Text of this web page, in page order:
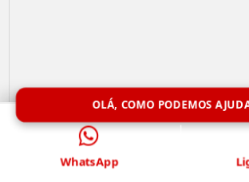
OLÁ, COMO PODEMOS
WhatsApp